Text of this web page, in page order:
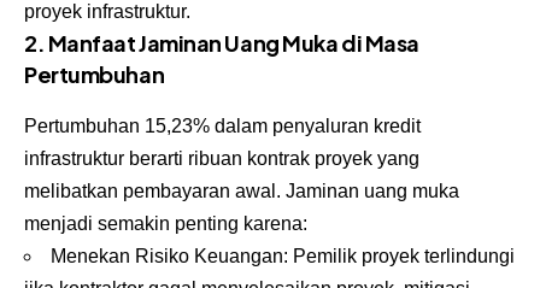
proyek infrastruktur.
2. Manfaat Jaminan Uang Muka di Masa
Pertumbuhan
Pertumbuhan 15,23% dalam penyaluran kredit
infrastruktur berarti ribuan kontrak proyek yang
melibatkan pembayaran awal. Jaminan uang muka
menjadi semakin penting karena:
Menekan Risiko Keuangan: Pemilik proyek terlindungi